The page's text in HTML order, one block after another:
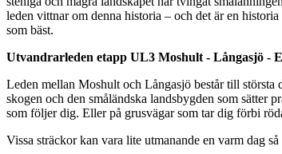
leden vittnar om denna historia – och det är en
som bäst.
Utvandrarleden etapp UL3 Moshult - Långasjö -
Leden mellan Moshult och Långasjö består till största
skogen och den småländska landsbygden som sätter
som följer dig. Eller på grusvägar som tar dig förbi
Vissa sträckor kan vara lite utmanande en varm dag